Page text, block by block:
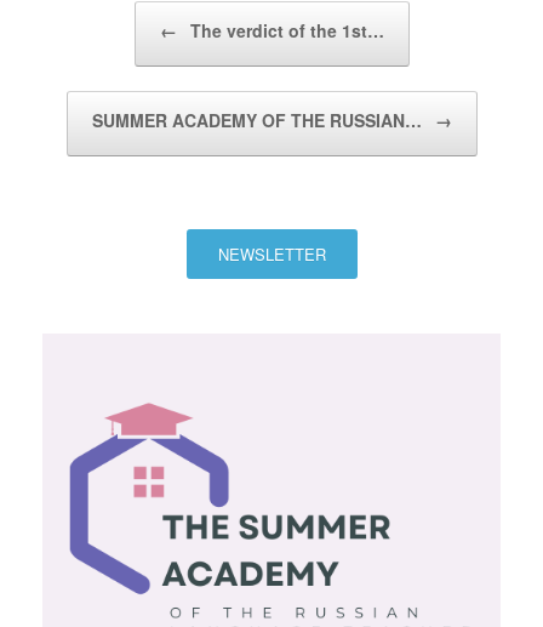
← The verdict of the 1st…
SUMMER ACADEMY OF THE RUSSIAN… →
NEWSLETTER